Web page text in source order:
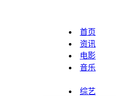
首页
资讯
电影
音乐
综艺